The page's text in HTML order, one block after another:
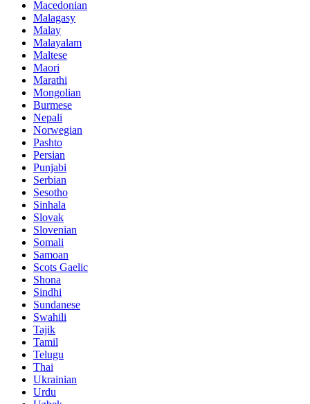
Macedonian
Malagasy
Malay
Malayalam
Maltese
Maori
Marathi
Mongolian
Burmese
Nepali
Norwegian
Pashto
Persian
Punjabi
Serbian
Sesotho
Sinhala
Slovak
Slovenian
Somali
Samoan
Scots Gaelic
Shona
Sindhi
Sundanese
Swahili
Tajik
Tamil
Telugu
Thai
Ukrainian
Urdu